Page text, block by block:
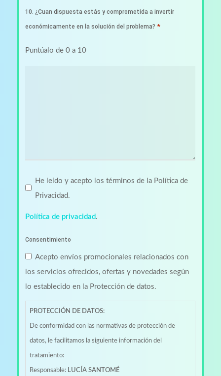
10. ¿Cuan dispuesta estás y comprometida a invertir
económicamente en la solución del problema? *
Puntúalo de 0 a 10
Protección
He leído y acepto los términos de la Política de
Privacidad.
Política de privacidad .
Consentimiento
Acepto envíos promocionales relacionados con
los servicios ofrecidos, ofertas y novedades según
lo establecido en la Protección de datos.
PROTECCIÓN DE DATOS:
De conformidad con las normativas de protección de
datos, le facilitamos la siguiente información del
tratamiento:
Responsable: LUCÍA SANTOMÉ